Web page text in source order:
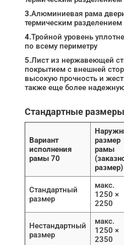
3.Алюминиевая рама
термическим разделением
4.Тройной уровень
по всему периметру
5.Лист из нержавеющей
покрытием с внешней
высокую прочность и
также еще более
Стандартные
Вариант
исполнения
рамы 70
размер
рамы
размер)
Стандартный
размер
макс.
1250 ×
2250
Нестандартный
размер
макс.
1250 ×
2350